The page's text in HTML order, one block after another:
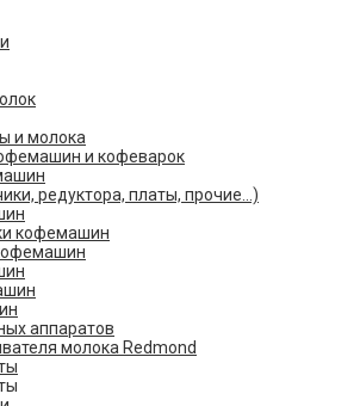
и молока
и кофеварок
редуктора, платы, прочие...)
кофемашин
аппаратов
молока Redmond